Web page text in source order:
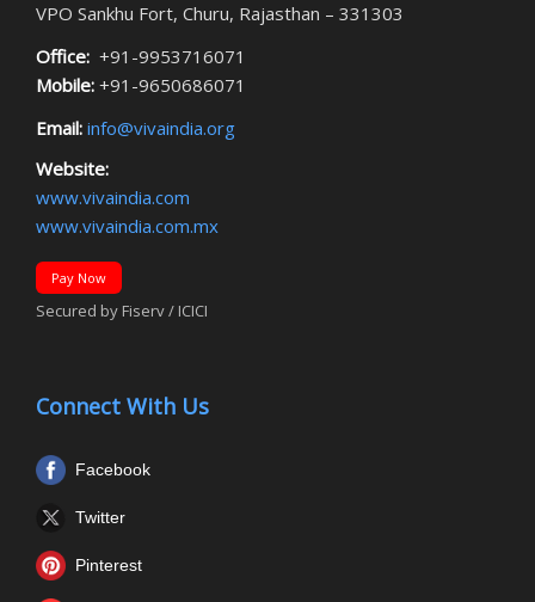
VPO Sankhu Fort, Churu, Rajasthan – 331303
Office: +91-9953716071
Mobile: +91-9650686071
Email: info@vivaindia.org
Website:
www.vivaindia.com
www.vivaindia.com.mx
Pay Now
Secured by Fiserv / ICICI
Connect With Us
Facebook
Twitter
Pinterest